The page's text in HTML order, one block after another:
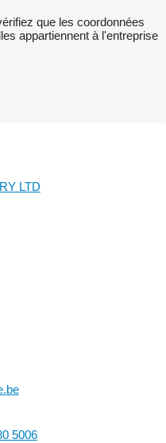
que les coordonnées
appartiennent à l'entreprise
LTD
5006